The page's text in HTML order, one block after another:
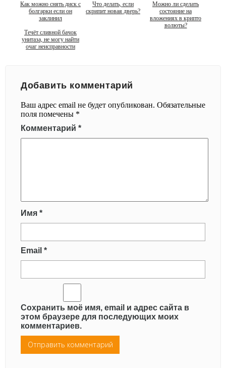
Как можно снять диск с
болгарки если он
заклинил
Что делать, если
скрипит новая дверь?
Можно ли сделать
состояние на
вложениях в крипто
волюты?
Течёт сливной бачок
унитаза, не могу найти
очаг неисправности
Добавить комментарий
Ваш адрес email не будет опубликован. Обязательные
поля помечены *
Комментарий *
Имя *
Email *
Сохранить моё имя, email и адрес сайта в
этом браузере для последующих моих
комментариев.